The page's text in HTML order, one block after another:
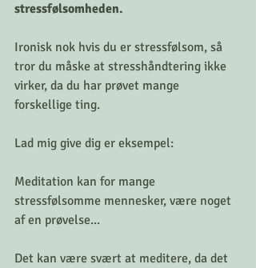
stressfølsomheden.
Ironisk nok hvis du er stressfølsom, så
tror du måske at stresshåndtering ikke
virker, da du har prøvet mange
forskellige ting.
Lad mig give dig er eksempel:
Meditation kan for mange
stressfølsomme mennesker, være noget
af en prøvelse...
Det kan være svært at meditere, da det